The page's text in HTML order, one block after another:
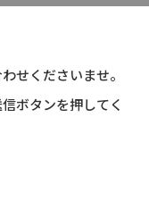
せくださいませ。
ボタンを押してく